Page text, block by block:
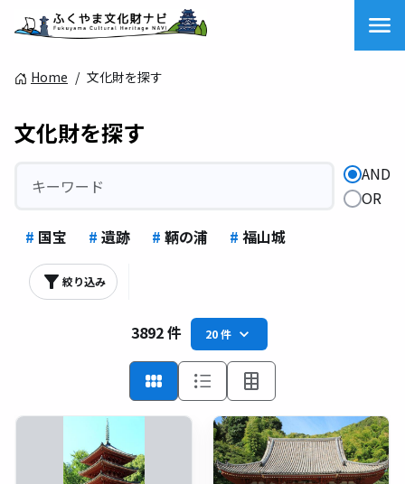
Home / 文化財を探す
文化財を探す
AND
OR
# 国宝 # 遺跡 # 鞆の浦 # 福山城
絞り込み
3892 件 20 件